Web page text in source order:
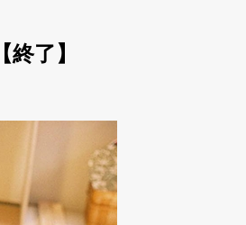
了】